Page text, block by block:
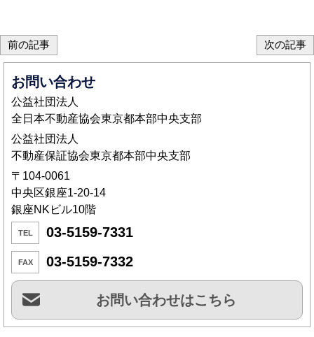
お問い合わせ
公益社団法人
全日本不動産協会東京都本部中央支部
公益社団法人
不動産保証協会東京都本部中央支部
〒104-0061
中央区銀座1-20-14
銀座NKビル10階
TEL 03-5159-7331
FAX 03-5159-7332
お問い合わせはこちら
前の記事 次の記事